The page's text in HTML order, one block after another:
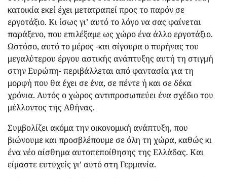
κατοικία εκεί έχει μετατραπεί προς το παρόν σε
εργοτάξιο. Κι ίσως γι’ αυτό το λόγο να σας φαίνεται
παράξενο, που επιλέξαμε ως χώρο ένα άλλο εργοτάξιο.
Ωστόσο, αυτό το μέρος -και σίγουρα ο πυρήνας του
μεγαλύτερου έργου αστικής ανάπτυξης αυτή τη στιγμή
στην Ευρώπη- περιβάλλεται από φαντασία για τη
μορφή που θα έχει σε ένα, σε πέντε ή και σε δέκα
χρόνια. Αυτός ο χώρος αντιπροσωπεύει ένα σχέδιο του
μέλλοντος της Αθήνας.
Συμβολίζει ακόμα την οικονομική ανάπτυξη, που
βιώνουμε και προσβλέπουμε σε όλη τη χώρα, καθώς κι
ένα νέο αίσθημα αυτοπεποίθησης της Ελλάδας. Και
είμαστε ευτυχείς γι’ αυτό στη Γερμανία.